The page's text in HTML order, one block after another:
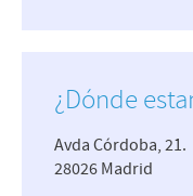
¿Dónde
Avda Córdoba, 21.
28026 Madrid